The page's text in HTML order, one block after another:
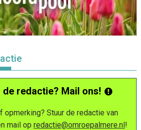
redactie? Mail ons!
opmerking? Stuur de redactie van
mail op redactie@omroepalmere.nl!